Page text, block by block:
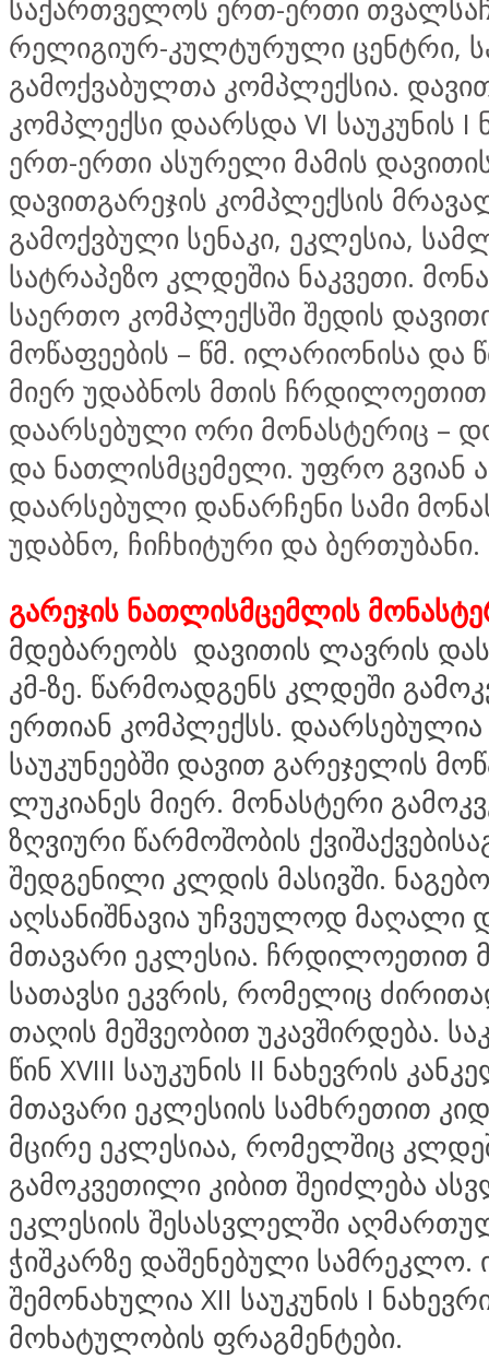
საქართველოს ერთ-ერთი
რელიგიურ-კულტურული ცენტრი,
გამოქვაბულთა კომპლექსია.
კომპლექსი დაარსდა VI საუკუნის I
ერთ-ერთი ასურელი მამის
დავითგარეჯის კომპლექსის
გამოქვბული სენაკი, ეკლესია,
სატრაპეზო კლდეშია ნაკვეთი.
საერთო კომპლექსში შედის
მოწაფეების – წმ. ილარიონისა და
მიერ უდაბნოს მთის ჩრდილოეთით
დაარსებული ორი მონასტერიც –
და ნათლისმცემელი. უფრო გვიან
დაარსებული დანარჩენი სამი
უდაბნო, ჩიჩხიტური და ბერთუბანი.
გარეჯის ნათლისმცემლის
მდებარეობს დავითის ლავრის
კმ-ზე. წარმოადგენს კლდეში
ერთიან კომპლექსს. დაარსებულია
საუკუნეებში დავით გარეჯელის
ლუკიანეს მიერ. მონასტერი
ზღვიური წარმოშობის
შედგენილი კლდის მასივში.
აღსანიშნავია უჩვეულოდ მაღალი
მთავარი ეკლესია. ჩრდილოეთით
სათავსი ეკვრის, რომელიც
თაღის მეშვეობით უკავშირდება.
წინ XVIII საუკუნის II ნახევრის
მთავარი ეკლესიის სამხრეთით
მცირე ეკლესიაა, რომელშიც
გამოკვეთილი კიბით შეიძლება
ეკლესიის შესასვლელში
ჭიშკარზე დაშენებული სამრეკლო.
შემონახულია XII საუკუნის I
მოხატულობის ფრაგმენტები.